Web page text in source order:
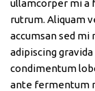
ullamcorper mi a
rutrum. Aliquam
accumsan sed
adipiscing
condimentum
ante fermentum